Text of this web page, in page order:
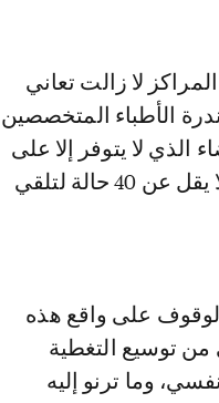
لا زالت تعاني
الأطباء المتخصصين
الذي لا يتوفر إلا على
13 سريرا فقط و5 أطباء متخصصين، في حين يستقبل ما لا يقل عن 40 حالة لتلقي
على واقع هذه
من توسيع التغطية
وما ترنو إليه